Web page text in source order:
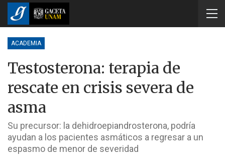
ACADEMIA
Testosterona: terapia de
rescate en crisis severa de
asma
Su precursor: la dehidroepiandrosterona, podría
ayudan a los pacientes asmáticos a regresar a un
espasmo de menor de severidad